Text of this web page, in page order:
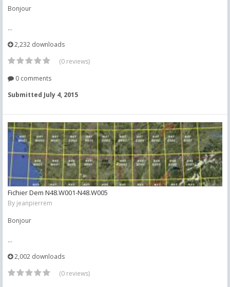
Bonjour
...
2,232 downloads
(0 reviews)
0 comments
Submitted July 4, 2015
Fichier Dem N48.W001-N48.W005
By jeanpierrem
Bonjour
...
2,002 downloads
(0 reviews)